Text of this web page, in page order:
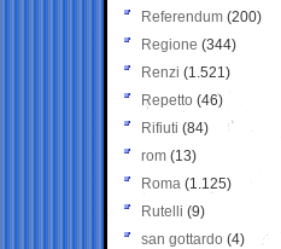
Referendum (200)
Regione (344)
Renzi (1.521)
Repetto (46)
Rifiuti (84)
rom (13)
Roma (1.125)
Rutelli (9)
san gottardo (4)